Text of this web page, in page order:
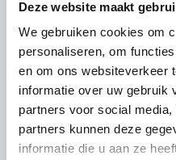
Deze website maakt
We gebruiken cookies om
personaliseren, om
en om ons websiteverkeer
informatie over uw gebruik
partners voor social
partners kunnen deze
informatie die u aan ze
Praktische
Duur
1 dag van 08.30 tot
Aantal deelnemers
8 - 12
Voor wie?